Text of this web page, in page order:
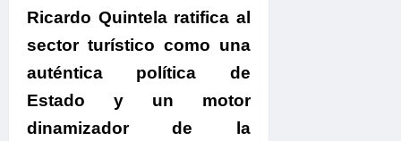
Ricardo Quintela ratifica al
sector turístico como una
auténtica política de
Estado y un motor
dinamizador de la